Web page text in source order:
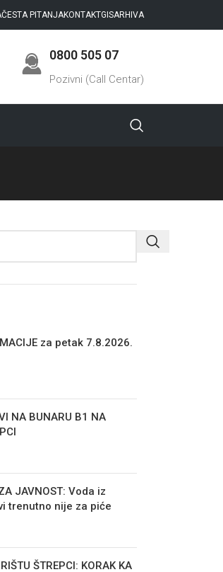
ČESTA PITANJAKONTAKTGISARHIVA
0800 505 07
Pozivni (Call Centar)
za petak 7.8.2026.
NA BUNARU B1 NA
JAVNOST: Voda iz
trenutno nije za piće
ŠTREPCI: KORAK KA